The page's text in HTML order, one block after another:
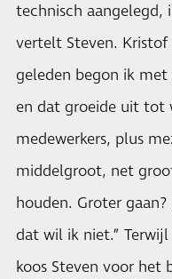
technisch aangelegd,
vertelt Steven.
geleden begon ik
en dat groeide uit tot
medewerkers, plus
middelgroot, net
houden. Groter
dat wil ik niet.”
koos Steven voor het